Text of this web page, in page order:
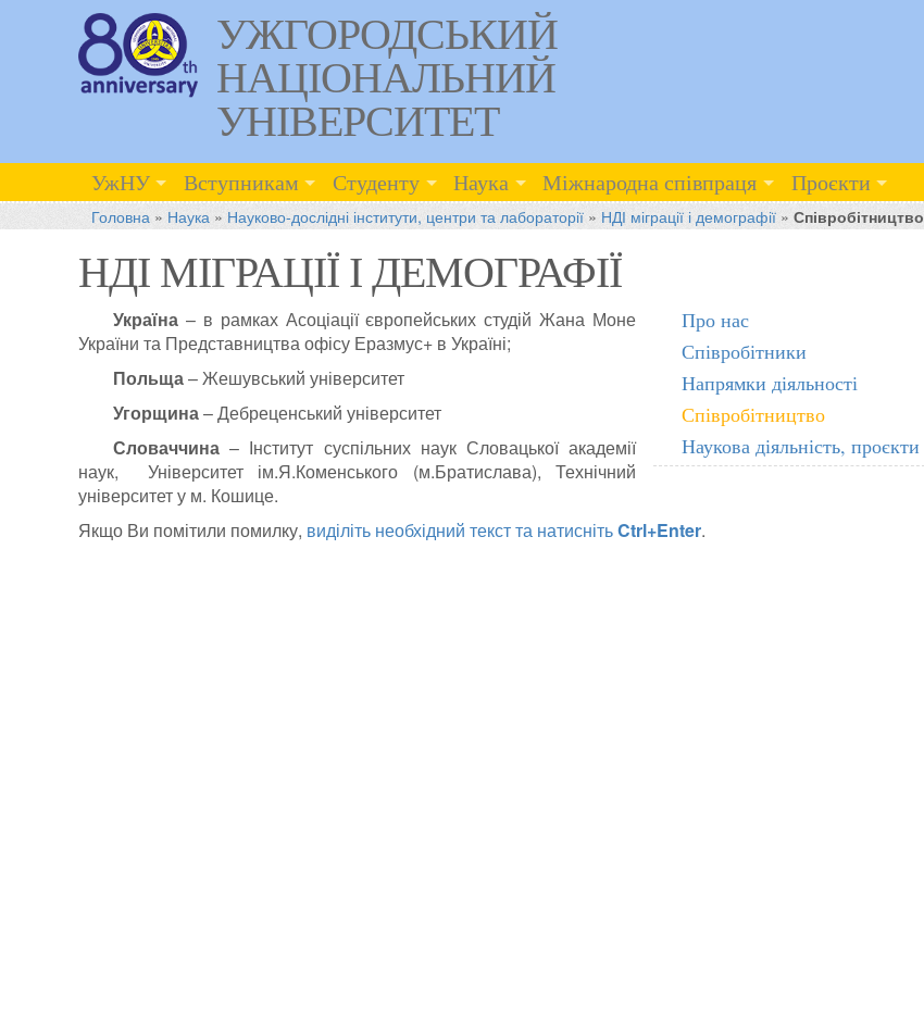
УЖГОРОДСЬКИЙ
НАЦІОНАЛЬНИЙ
УНІВЕРСИТЕТ
УжНУ Вступникам Студенту Наука Міжнародна співпраця Проєкти
Головна » Наука » Науково-дослідні інститути, центри та лабораторії » НДІ міграції і демографії» Співробітництво
НДІ МІГРАЦІЇ І ДЕМОГРАФІЇ
Про нас
Співробітники
Напрямки діяльності
Співробітництво
Наукова діяльність, проєкти
Україна – в рамках Асоціації європейських студій Жана Моне
України та Представництва офісу Еразмус+ в Україні;
Польща–Жешувський університет
Угорщина–Дебреценський університет
Словаччина – Інститут суспільних наук Словацької академії
наук, Університет ім.Я.Коменського (м.Братислава), Технічний
університет у м. Кошице.
Якщо Ви помітили помилку, виділіть необхідний текст та натиснітьCtrl+Enter.